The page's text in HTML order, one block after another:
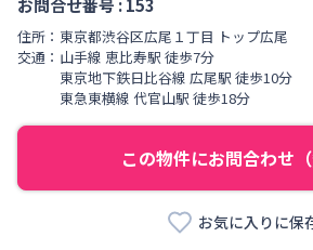
住所： 東京都渋谷区広尾 １丁目 トップ広尾
交通： 山手線 恵比寿駅 徒歩7分
東京地下鉄日比谷線 広尾駅 徒歩10分
東急東横線 代官山駅 徒歩18分
この物件にお問合わせ（
お気に入りに保